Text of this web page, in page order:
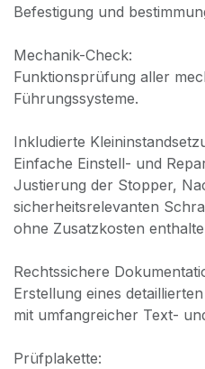
Befestigung und
Mechanik-Check:
Funktionsprüfung aller
Führungssysteme.
Inkludierte
Einfache Einstell- und
Justierung der Stopper,
sicherheitsrelevanten
ohne Zusatzkosten
Rechtssichere
Erstellung eines
mit umfangreicher Text-
Prüfplakette: